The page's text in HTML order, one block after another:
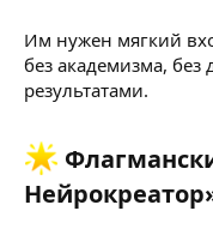
Им нужен мягкий
без академизма,
результатами.